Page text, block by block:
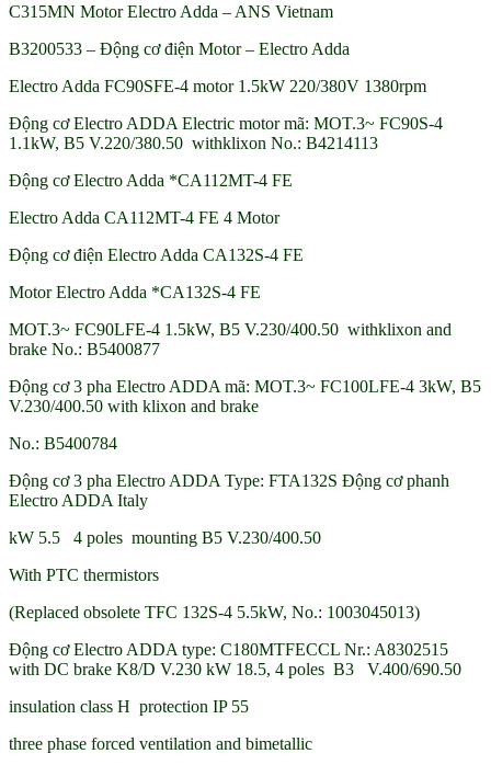
C315MN Motor Electro Adda – ANS Vietnam
B3200533 – Động cơ điện Motor – Electro Adda
Electro Adda FC90SFE-4 motor 1.5kW 220/380V 1380rpm
Động cơ Electro ADDA Electric motor mã: MOT.3~ FC90S-4
1.1kW, B5 V.220/380.50 withklixon No.: B4214113
Động cơ Electro Adda *CA112MT-4 FE
Electro Adda CA112MT-4 FE 4 Motor
Động cơ điện Electro Adda CA132S-4 FE
Motor Electro Adda *CA132S-4 FE
MOT.3~ FC90LFE-4 1.5kW, B5 V.230/400.50 withklixon and
brake No.: B5400877
Động cơ 3 pha Electro ADDA mã: MOT.3~ FC100LFE-4 3kW, B5
V.230/400.50 with klixon and brake
No.: B5400784
Động cơ 3 pha Electro ADDA Type: FTA132S Động cơ phanh
Electro ADDA Italy
kW 5.5 4 poles mounting B5 V.230/400.50
With PTC thermistors
(Replaced obsolete TFC 132S-4 5.5kW, No.: 1003045013)
Động cơ Electro ADDA type: C180MTFECCL Nr.: A8302515
with DC brake K8/D V.230 kW 18.5, 4 poles B3 V.400/690.50
insulation class H protection IP 55
three phase forced ventilation and bimetallic